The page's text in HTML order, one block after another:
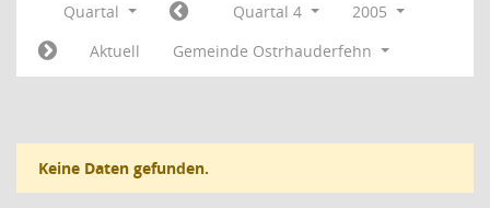
Quartal Quartal 4
2005
Aktuell
Gemeinde Ostrhauderfehn
Keine Daten gefunden.